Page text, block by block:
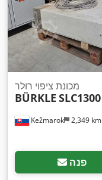
Kežmarok 2,349 km
מכונת ציפוי רולר
BÜRKLE SLC1300
פנה